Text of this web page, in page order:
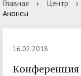
Главная › Центр ›
Анонсы
16.02.2018
Конференция